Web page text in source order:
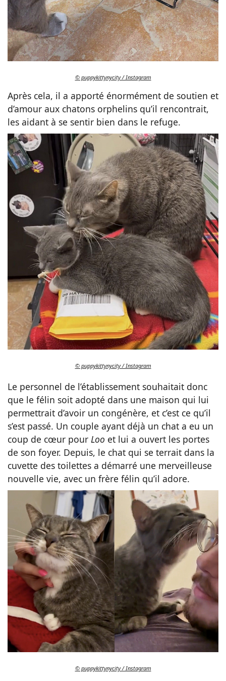
© puppykittynycity / Instagram
Après cela, il a apporté énormément de soutien et
d’amour aux chatons orphelins qu’il rencontrait,
les aidant à se sentir bien dans le refuge.
© puppykittynycity / Instagram
Le personnel de l’établissement souhaitait donc
que le félin soit adopté dans une maison qui lui
permettrait d’avoir un congénère, et c’est ce qu’il
s’est passé. Un couple ayant déjà un chat a eu un
coup de cœur pour Loo et lui a ouvert les portes
de son foyer. Depuis, le chat qui se terrait dans la
cuvette des toilettes a démarré une merveilleuse
nouvelle vie, avec un frère félin qu’il adore.
© puppykittynycity / Instagram